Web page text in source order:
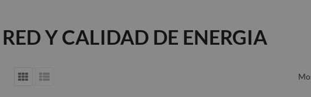
Y CALIDAD DE ENERGIA